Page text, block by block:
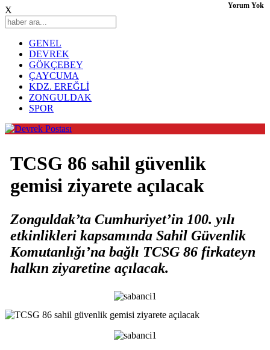
X
GENEL
DEVREK
GÖKÇEBEY
ÇAYCUMA
KDZ. EREĞLİ
ZONGULDAK
SPOR
TCSG 86 sahil güvenlik
gemisi ziyarete açılacak
Zonguldak’ta Cumhuriyet’in 100. yılı
etkinlikleri kapsamında Sahil Güvenlik
Komutanlığı’na bağlı TCSG 86 firkateyn
halkın ziyaretine açılacak.
Yorum Yok